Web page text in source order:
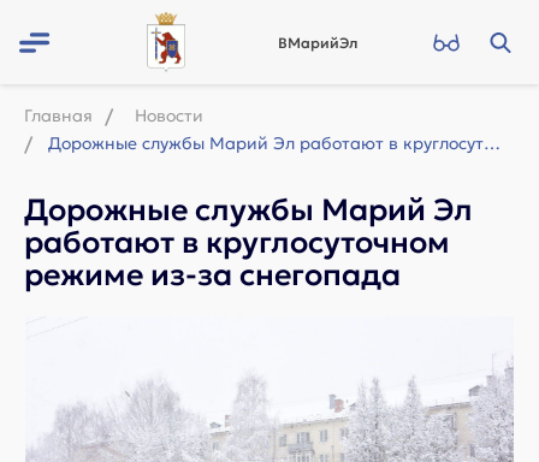
ВМарийЭл
Главная
Новости
Дорожные службы Марий Эл работают в круглосуточном режиме из-за снегопада
Дорожные службы Марий Эл
работают в круглосуточном
режиме из-за снегопада